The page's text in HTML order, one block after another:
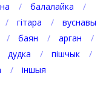
балалайка
гітара
вуснавы
баян
арган
дудка
пішчык
іншыя